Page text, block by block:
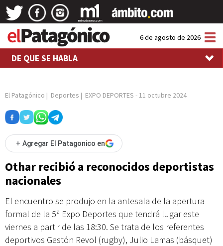
6 de agosto de 2026
DE QUE SE HABLA
El Patagónico | Deportes | EXPO DEPORTES - 11 octubre 2024
+ Agregar El Patagonico en
Othar recibió a reconocidos deportistas
nacionales
El encuentro se produjo en la antesala de la apertura
formal de la 5ª Expo Deportes que tendrá lugar este
viernes a partir de las 18:30. Se trata de los referentes
deportivos Gastón Revol (rugby), Julio Lamas (básquet)